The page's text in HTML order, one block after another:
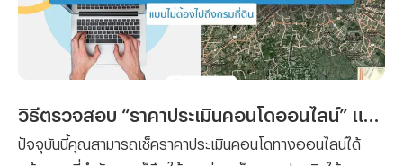
ปัจจุบันนี้คุณสามารถเช็คราคาประเมินคอนโดทางออนไลน์ได้